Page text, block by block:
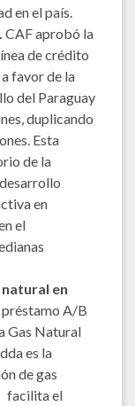
en el país.
CAF aprobó la
de crédito
favor de la
del Paraguay
duplicando
Esta
de la
en
el
en
A/B
Gas Natural
es la
de gas
facilita el